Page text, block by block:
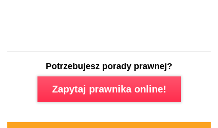
Potrzebujesz porady prawnej?
Zapytaj prawnika online!